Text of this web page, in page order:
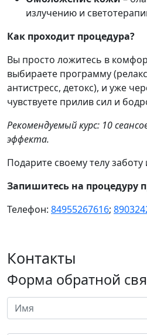
излучению и
Как проходит процедура?
Вы просто ложитесь в
выбираете программу
антистресс, детокс), и уже
чувствуете прилив сил и
Рекомендуемый курс: 10
эффекта.
Подарите своему телу заботу
Запишитесь на процедуру
Телефон: 84955267616;
Контакты
Форма обратной